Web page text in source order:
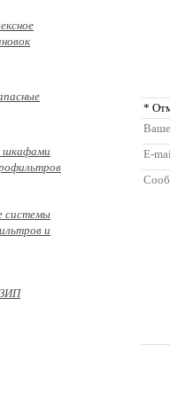
шкафами
системы
и
*
E-